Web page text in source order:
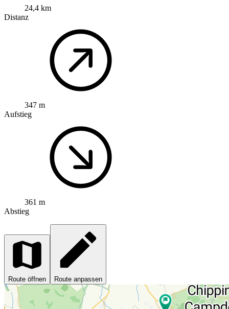
24,4 km
Distanz
347 m
Aufstieg
361 m
Abstieg
Route öffnen Route anpassen